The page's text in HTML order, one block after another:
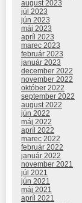
august 2023
júl 2023
jún 2023
máj 2023
apríl 2023
marec 2023
február 2023
január 2023
december 2022
november 2022
október 2022
september 2022
august 2022
jún 2022
máj 2022
apríl 2022
marec 2022
február 2022
január 2022
november 2021
júl 2021
jún 2021
máj 2021
apríl 2021